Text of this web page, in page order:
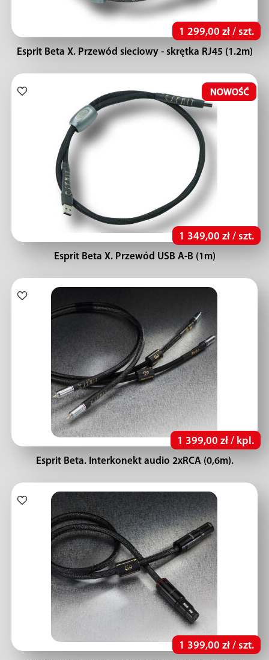
1 299,00 zł / szt.
Esprit Beta X. Przewód sieciowy - skrętka RJ45 (1.2m)
1 349,00 zł / szt.
Esprit Beta X. Przewód USB A-B (1m)
1 399,00 zł / kpl.
Esprit Beta. Interkonekt audio 2xRCA (0,6m).
1 399,00 zł / szt.